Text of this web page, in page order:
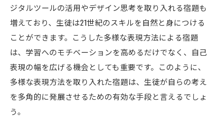
ジタルツールの活用やデザイン思考を取り入れる宿題も
増えており、生徒は21世紀のスキルを自然と身につける
ことができます。こうした多様な表現方法による宿題
は、学習へのモチベーションを高めるだけでなく、自己
表現の幅を広げる機会としても重要です。このように、
多様な表現方法を取り入れた宿題は、生徒が自らの考え
を多角的に発展させるための有効な手段と言えるでしょ
う。